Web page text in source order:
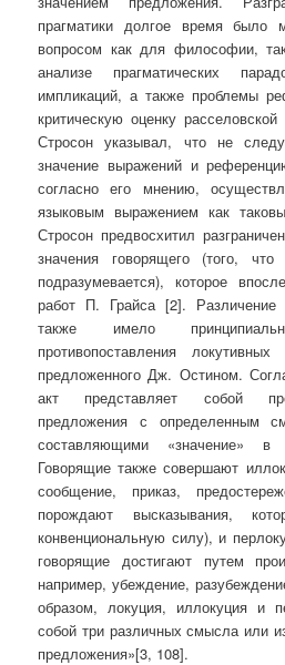
прагматики долгое время было
вопросом как для философии,
анализе прагматических
импликаций, а также проблемы
критическую оценку
Стросон указывал, что не
значение выражений и
согласно его мнению,
языковым выражением как
Стросон предвосхитил
значения говорящего (того,
подразумевается), которое
работ П. Грайса [2]. Различение
также имело
противопоставления
предложенного Дж. Остином.
акт представляет собой
предложения с определенным
составляющими «значение» в
Говорящие также совершают
сообщение, приказ,
порождают высказывания,
конвенциональную силу), и
говорящие достигают путем
например, убеждение,
образом, локуция, иллокуция и
собой три различных смысла или
предложения»[3, 108].